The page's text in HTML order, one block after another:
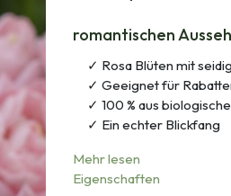
romantischen
Rosa Blüten mit
Geeignet für
100 % aus
Ein echter Blickfang
Mehr lesen
Eigenschaften